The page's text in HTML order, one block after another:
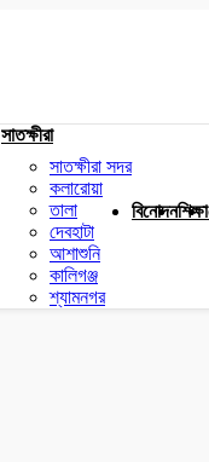
সাতক্ষীরা
সাতক্ষীরা সদর
কলারোয়া
তালা
দেবহাটা
আশাশুনি
কালিগঞ্জ
শ্যামনগর
বিনোদনশিক্ষা